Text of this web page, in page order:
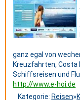
ganz egal von
Kreuzfahrten, Costa
Schiffsreisen und
http://www.e-hoi.de
Kategorie: Reisen»